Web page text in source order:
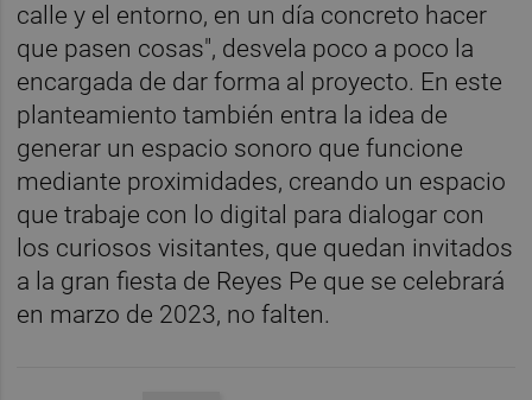
calle y el entorno, en un día concreto hacer
que pasen cosas", desvela poco a poco la
encargada de dar forma al proyecto. En este
planteamiento también entra la idea de
generar un espacio sonoro que funcione
mediante proximidades, creando un espacio
que trabaje con lo digital para dialogar con
los curiosos visitantes, que quedan invitados
a la gran fiesta de Reyes Pe que se celebrará
en marzo de 2023, no falten.